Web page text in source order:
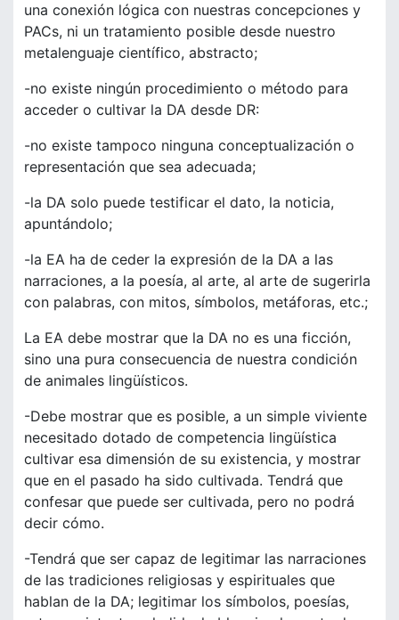
una conexión lógica con nuestras concepciones y
PACs, ni un tratamiento posible desde nuestro
metalenguaje científico, abstracto;
-no existe ningún procedimiento o método para
acceder o cultivar la DA desde DR:
-no existe tampoco ninguna conceptualización o
representación que sea adecuada;
-la DA solo puede testificar el dato, la noticia,
apuntándolo;
-la EA ha de ceder la expresión de la DA a las
narraciones, a la poesía, al arte, al arte de sugerirla
con palabras, con mitos, símbolos, metáforas, etc.;
La EA debe mostrar que la DA no es una ficción,
sino una pura consecuencia de nuestra condición
de animales lingüísticos.
-Debe mostrar que es posible, a un simple viviente
necesitado dotado de competencia lingüística
cultivar esa dimensión de su existencia, y mostrar
que en el pasado ha sido cultivada. Tendrá que
confesar que puede ser cultivada, pero no podrá
decir cómo.
-Tendrá que ser capaz de legitimar las narraciones
de las tradiciones religiosas y espirituales que
hablan de la DA; legitimar los símbolos, poesías,